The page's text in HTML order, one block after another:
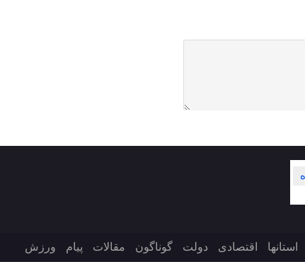
استانها اقتصادی دولت گوناگون مقالات پیام ورزش